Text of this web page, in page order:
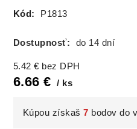
Kód: P1813
Dostupnosť: do 14 dní
5.42 € bez DPH
6.66 € ks
Kúpou získaš7 bodov do